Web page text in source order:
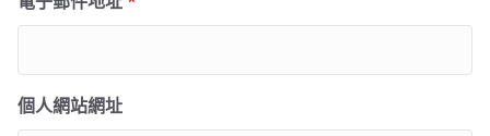
個人網站網址